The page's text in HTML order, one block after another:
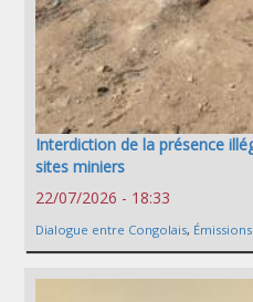
Interdiction de la présence
sites miniers
22/07/2026 - 18:33
Dialogue entre Congolais, Émissions